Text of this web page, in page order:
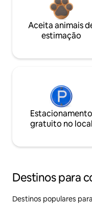
Aceita animais
estimação
Estacionamento
gratuito no local
Destinos para
Destinos populares